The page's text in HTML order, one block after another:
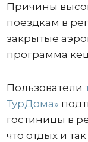
Причины
поездкам в
закрытые
программа
Пользователи
ТурДома»
гостиницы в
что отдых и